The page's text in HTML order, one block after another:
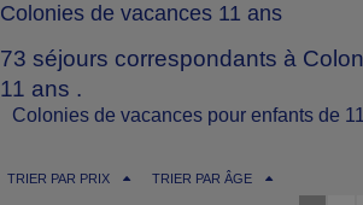
Colonies de vacances 11 ans
73 séjours correspondants à
11 ans .
Colonies de vacances pour enfants de
TRIER PAR PRIX TRIER PAR ÂGE